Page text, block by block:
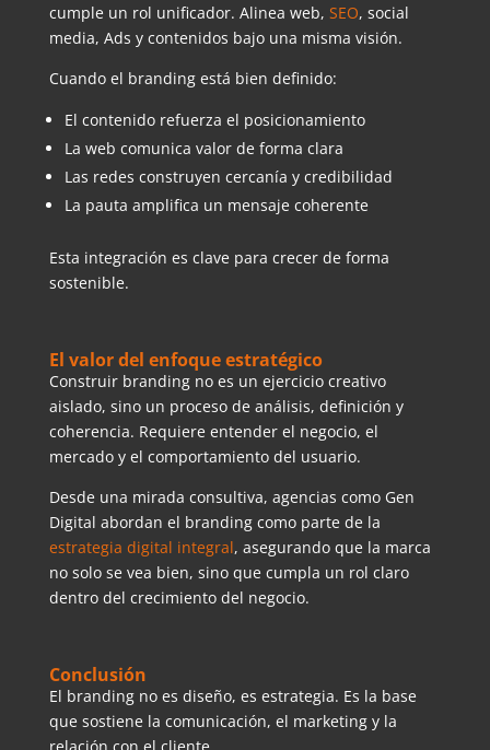
cumple un rol unificador. Alinea web, SEO, social
media, Ads y contenidos bajo una misma visión.
Cuando el branding está bien definido:
El contenido refuerza el posicionamiento
La web comunica valor de forma clara
Las redes construyen cercanía y credibilidad
La pauta amplifica un mensaje coherente
Esta integración es clave para crecer de forma
sostenible.
El valor del enfoque estratégico
Construir branding no es un ejercicio creativo
aislado, sino un proceso de análisis, definición y
coherencia. Requiere entender el negocio, el
mercado y el comportamiento del usuario.
Desde una mirada consultiva, agencias como Gen
Digital abordan el branding como parte de la
estrategia digital integral, asegurando que la marca
no solo se vea bien, sino que cumpla un rol claro
dentro del crecimiento del negocio.
Conclusión
El branding no es diseño, es estrategia. Es la base
que sostiene la comunicación, el marketing y la